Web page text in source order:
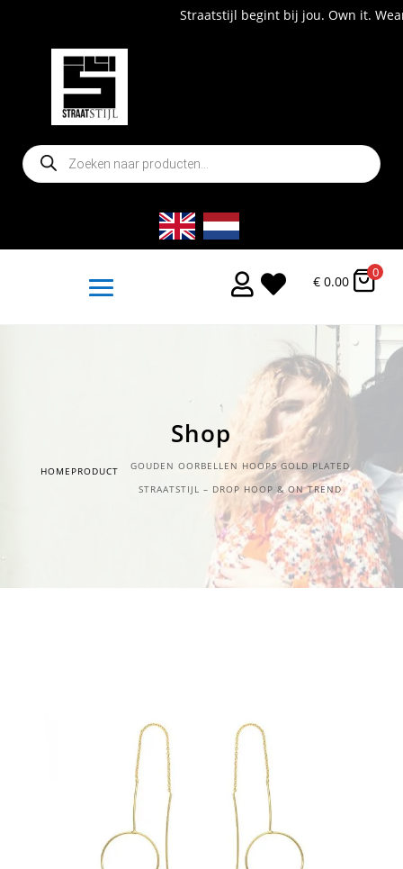
Straatstijl begint bij jou. Own it. Wear it.
Producten
zoeken
  € 0.00
0
Shop
HOME PRODUCT
GOUDEN OORBELLEN HOOPS GOLD PLATED
STRAATSTIJL – DROP HOOP & ON TREND